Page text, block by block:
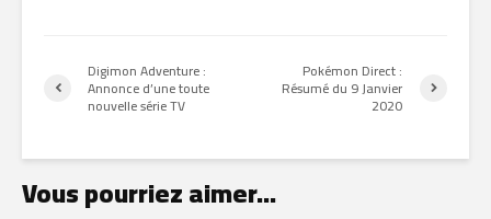
Digimon Adventure :
Annonce d’une toute
nouvelle série TV
Pokémon Direct :
Résumé du 9 Janvier
2020
Vous pourriez aimer...